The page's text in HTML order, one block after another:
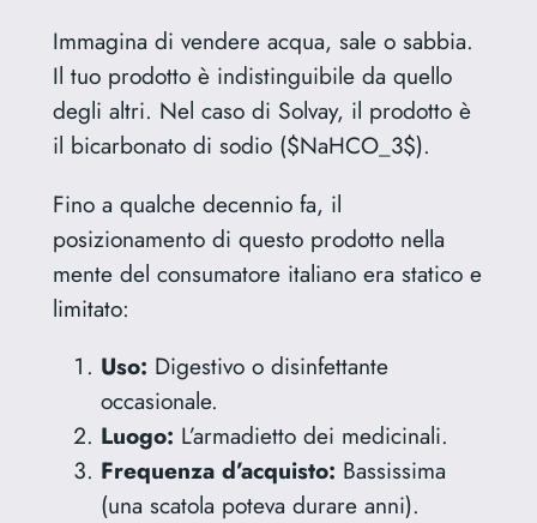
Immagina di vendere acqua, sale o sabbia.
Il tuo prodotto è indistinguibile da quello
degli altri. Nel caso di Solvay, il prodotto è
il bicarbonato di sodio ($NaHCO_3$).
Fino a qualche decennio fa, il
posizionamento di questo prodotto nella
mente del consumatore italiano era statico e
limitato:
Uso: Digestivo o disinfettante
occasionale.
Luogo: L’armadietto dei medicinali.
Frequenza d’acquisto: Bassissima
(una scatola poteva durare anni).